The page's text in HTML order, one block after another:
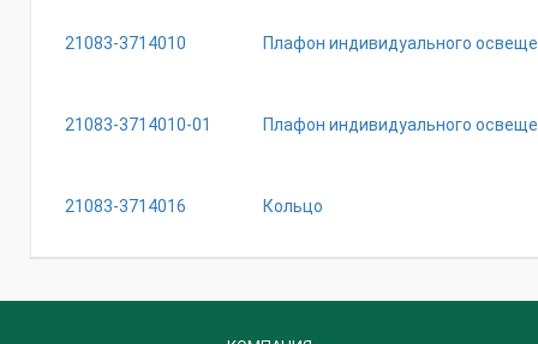
21083-3714010 Плафон индивидуального
21083-3714010-01 Плафон индивидуального
21083-3714016 Кольцо